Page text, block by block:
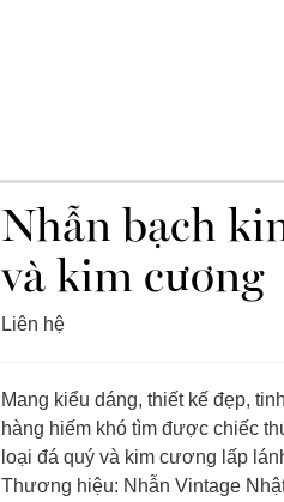
Nhẫn bạch
và kim cương
Liên hệ
Mang kiểu dáng, thiết kế đẹp,
hàng hiếm khó tìm được chiếc
loại đá quý và kim cương lấp
Thương hiệu: Nhẫn Vintage